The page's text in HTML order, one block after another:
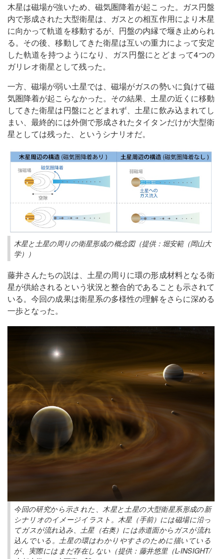
木星は磁場が強いため、磁気圏降着が起こった。ガス円盤
内で形成された大型衛星は、ガスとの相互作用により木星
に向かって軌道を移動するが、円盤の内縁で堰き止められ
る。その後、移動してきた衛星は互いの重力によって安定
した軌道を持つようになり、ガス円盤にとどまって4つの
ガリレオ衛星として残った。
一方、磁場が弱い土星では、磁場がガスの勢いに負けて磁
気圏降着が起こらなかった。その結果、土星の近くに移動
してきた衛星は円盤にとどまれず、土星に飲み込まれてし
まい、最終的には外側で形成されたタイタンだけが大型衛
星としては残った、というシナリオだ。
木星と土星の周りの衛星形成の概念図（提供：堀安範（岡山大
学））
藤井さんたちの説は、土星の周りに環の形成材料となる衛
星が供給されるという状況と整合的であることも示されて
いる。今回の成果は衛星系の多様性の理解をさらに深める
一歩となった。
今回の研究から示された、木星と土星の大型衛星系形成の新
シナリオのイメージイラスト。木星（手前）には磁場に沿っ
てガスが流れ込み、土星（右奥）には赤道面からガスが流れ
込んでいる。土星の環はわかりやすさのために描いている
が、実際にはまだ存在しない（提供：藤井悠里（L-INSIGHT/